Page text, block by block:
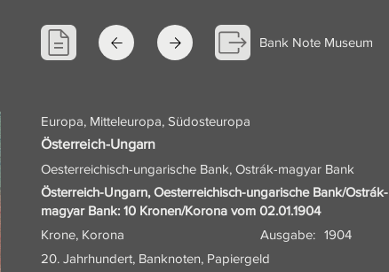
Bank Note Museum
Europa, Mitteleuropa, Südosteuropa
Österreich-Ungarn
Oesterreichisch-ungarische Bank, Ostrák-magyar Bank
Österreich-Ungarn, Oesterreichisch-ungarische Bank/Ostrák-
magyar Bank: 10 Kronen/Korona vom 02.01.1904
Krone, Korona
Ausgabe: 1904
20. Jahrhundert, Banknoten, Papiergeld